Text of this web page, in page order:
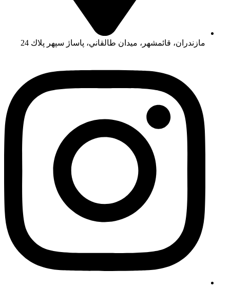
مازندران، قائمشهر، ميدان طالقاني، پاساژ سپهر پلاك 24